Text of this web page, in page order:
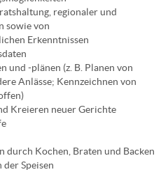
regionaler und
sowie von
Erkenntnissen
und -plänen (z. B. Planen von
Anlässe; Kennzeichnen von
Kreieren neuer Gerichte
durch Kochen, Braten und Backen
Speisen